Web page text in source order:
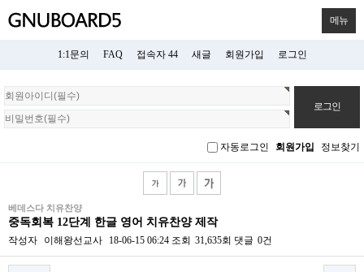
메뉴
1:1문의 FAQ 접속자 44 새글 회원가입 로그인
회
원
로
자동로그인 회원가입 정보찾기
베데스다 치유찬양
중독회복 12단계 한글 영어 치유찬양 제작
작성자 이해왕선교사 18-06-15 06:24 조회 31,635회 댓글 0건